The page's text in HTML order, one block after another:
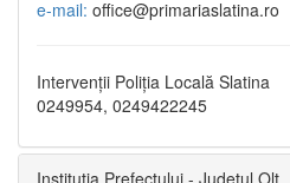
e-mail: office@primariaslatina.ro
Intervenții Poliția Locală Slatina
0249954, 0249422245
Instituția Prefectului - Județul Olt